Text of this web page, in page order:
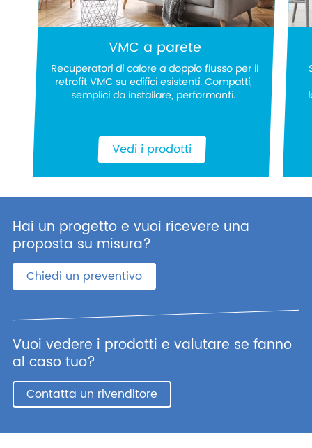
VMC a parete
Recuperatori di calore a doppio flusso per il
retrofit VMC su edifici esistenti. Compatti,
semplici da installare, performanti.
Vedi i prodotti
Hai un progetto e vuoi ricevere una
proposta su misura?
Chiedi un preventivo
Vuoi vedere i prodotti e valutare se fanno
al caso tuo?
Contatta un rivenditore